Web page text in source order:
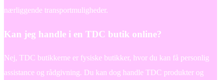
nærliggende transportmuligheder.
Kan jeg handle i en TDC butik online?
Nej, TDC butikkerne er fysiske butikker, hvor du kan få personlig
assistance og rådgivning. Du kan dog handle TDC produkter og